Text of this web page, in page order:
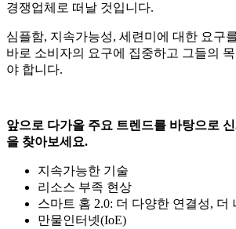
경쟁업체로 떠날 것입니다.
심플함, 지속가능성, 세련미에 대한 요구
바로 소비자의 요구에 집중하고 그들의
야 합니다.
앞으로 다가올 주요 트렌드를 바탕으로
을 찾아보세요.
지속가능한 기술
리소스 부족 현상
스마트 홈 2.0: 더 다양한 연결성, 더
만물인터넷(IoE)